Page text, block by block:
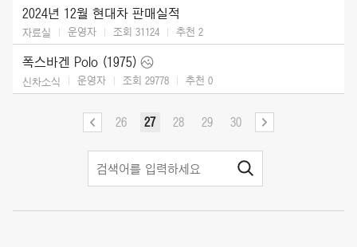
2024년 12월 현대차 판매실적
자료실 운영자 조회 31124 추천 2
폭스바겐 Polo (1975)
신차소식 운영자 조회 29778 추천 0
26 27 28 29 30